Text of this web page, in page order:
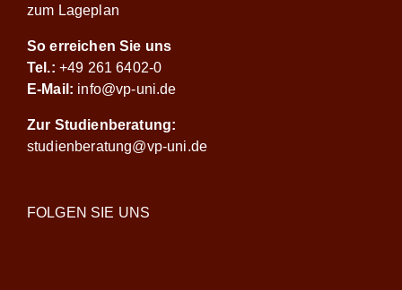
zum Lageplan
So erreichen Sie uns
Tel.: +49 261 6402-0
E-Mail: info@vp-uni.de
Zur Studienberatung:
studienberatung@vp-uni.de
FOLGEN SIE UNS